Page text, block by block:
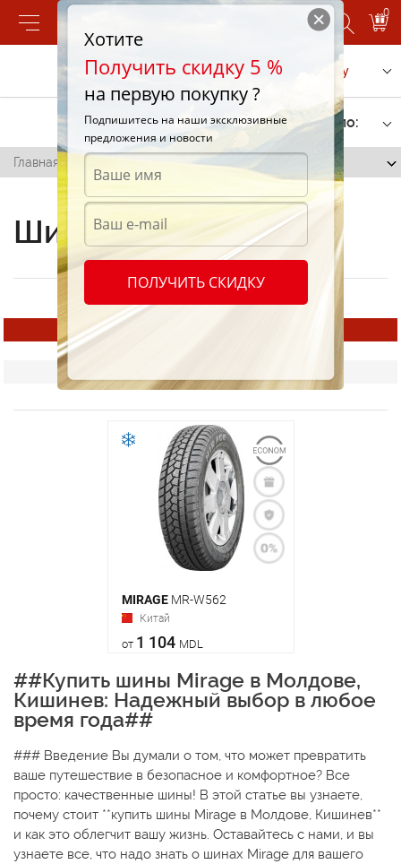
0
Позвонить Заказать услугу
Фильтр Сортировать по:
Главная /
Шины Mirage
MIRAGE MR-W562
Китай
от 1 104 MDL
##Купить шины Mirage в Молдове,
Кишинев: Надежный выбор в любое
время года##
### Введение Вы думали о том, что может превратить
ваше путешествие в безопасное и комфортное? Все
просто: качественные шины! В этой статье вы узнаете,
почему стоит **купить шины Mirage в Молдове, Кишинев**
и как это облегчит вашу жизнь. Оставайтесь с нами, и вы
узнаете все, что надо знать о шинах Mirage для вашего
Хотите
Получить скидку 5 %
на первую покупку ?
Подпишитесь на наши эксклюзивные
предложения и новости
ПОЛУЧИТЬ СКИДКУ